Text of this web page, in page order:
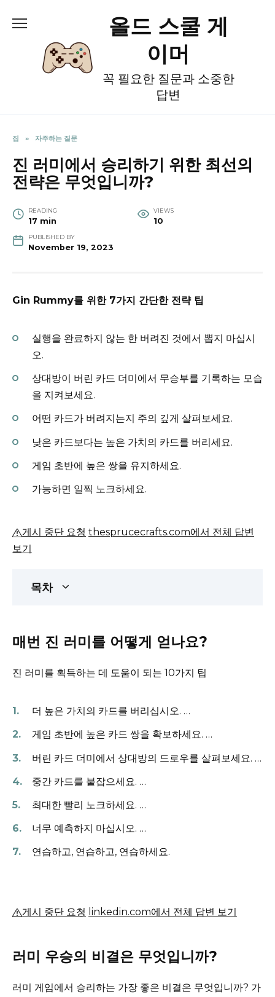
올드 스쿨 게
이머
꼭 필요한 질문과 소중한
답변
집 » 자주하는 질문
진 러미에서 승리하기 위한 최선의
전략은 무엇입니까?
READING
17 min
VIEWS
10
PUBLISHED BY
November 19, 2023
Gin Rummy를 위한 7가지 간단한 전략 팁
실행을 완료하지 않는 한 버려진 것에서 뽑지 마십시
오.
상대방이 버린 카드 더미에서 무승부를 기록하는 모습
을 지켜보세요.
어떤 카드가 버려지는지 주의 깊게 살펴보세요.
낮은 카드보다는 높은 가치의 카드를 버리세요.
게임 초반에 높은 쌍을 유지하세요.
가능하면 일찍 노크하세요.
게시 중단 요청 thesprucecrafts.com에서 전체 답변
보기
목차
매번 진 러미를 어떻게 얻나요?
진 러미를 획득하는 데 도움이 되는 10가지 팁
더 높은 가치의 카드를 버리십시오. …
게임 초반에 높은 카드 쌍을 확보하세요. …
버린 카드 더미에서 상대방의 드로우를 살펴보세요. …
중간 카드를 붙잡으세요. …
최대한 빨리 노크하세요. …
너무 예측하지 마십시오. …
연습하고, 연습하고, 연습하세요.
게시 중단 요청 linkedin.com에서 전체 답변 보기
러미 우승의 비결은 무엇입니까?
러미 게임에서 승리하는 가장 좋은 비결은 무엇입니까? 가